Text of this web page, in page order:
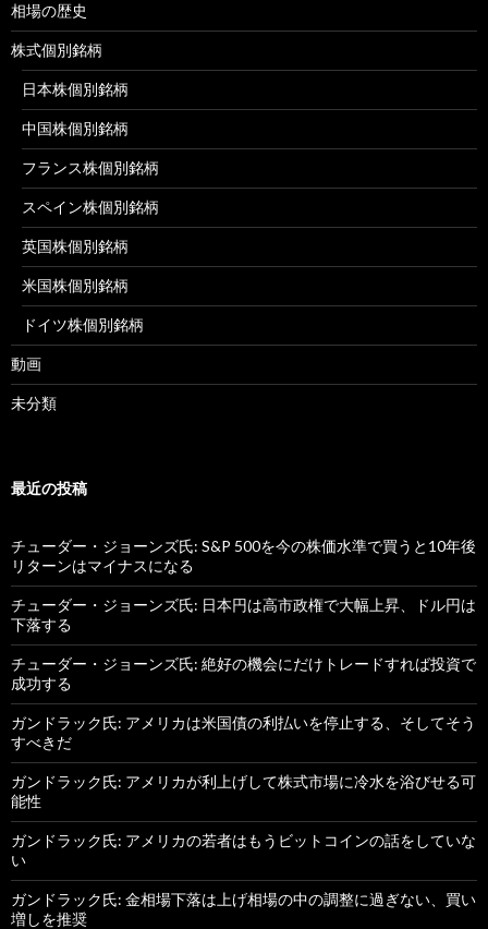
相場の歴史
株式個別銘柄
日本株個別銘柄
中国株個別銘柄
フランス株個別銘柄
スペイン株個別銘柄
英国株個別銘柄
米国株個別銘柄
ドイツ株個別銘柄
動画
未分類
最近の投稿
チューダー・ジョーンズ氏: S&P 500を今の株価水準で買うと10年後
リターンはマイナスになる
チューダー・ジョーンズ氏: 日本円は高市政権で大幅上昇、ドル円は
下落する
チューダー・ジョーンズ氏: 絶好の機会にだけトレードすれば投資で
成功する
ガンドラック氏: アメリカは米国債の利払いを停止する、そしてそう
すべきだ
ガンドラック氏: アメリカが利上げして株式市場に冷水を浴びせる可
能性
ガンドラック氏: アメリカの若者はもうビットコインの話をしていな
い
ガンドラック氏: 金相場下落は上げ相場の中の調整に過ぎない、買い
増しを推奨